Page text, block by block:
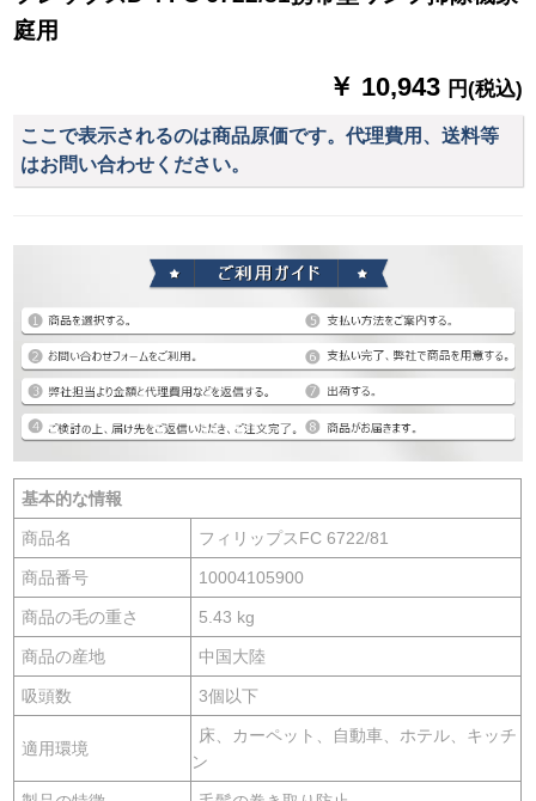
庭用
￥ 10,943 円(税込)
ここで表示されるのは商品原価です。代理費用、送料等
はお問い合わせください。
基本的な情報
商品名 フィリップスFC 6722/81
商品番号 10004105900
商品の毛の重さ 5.43 kg
商品の産地 中国大陸
吸頭数 3個以下
適用環境
床、カーペット、自動車、ホテル、キッチ
ン